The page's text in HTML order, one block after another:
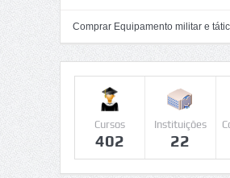
Comprar Equipamento militar e
Cursos
402
Instituições
22